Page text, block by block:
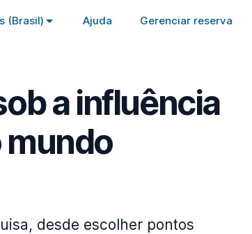
(Brasil) Ajuda Gerenciar reserva
a influência
mundo
desde escolher pontos